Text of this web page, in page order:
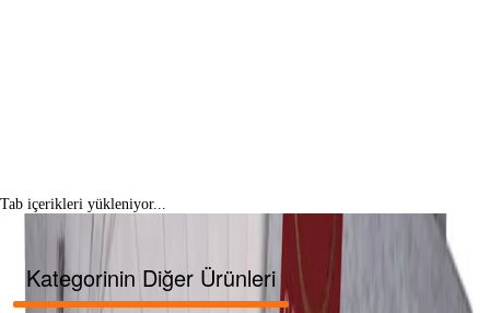
Tab içerikleri yükleniyor...
Kategorinin Diğer Ürünleri